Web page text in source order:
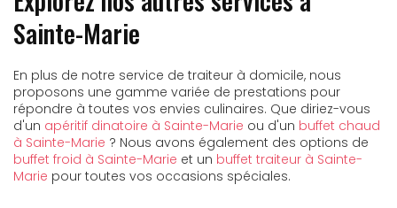
Sainte-Marie
En plus de notre service de traiteur à domicile, nous
proposons une gamme variée de prestations pour
répondre à toutes vos envies culinaires. Que diriez-vous
d'un apéritif dinatoire à Sainte-Marie ou d'un buffet chaud
à Sainte-Marie ? Nous avons également des options de
buffet froid à Sainte-Marie et un buffet traiteur à Sainte-
Marie pour toutes vos occasions spéciales.